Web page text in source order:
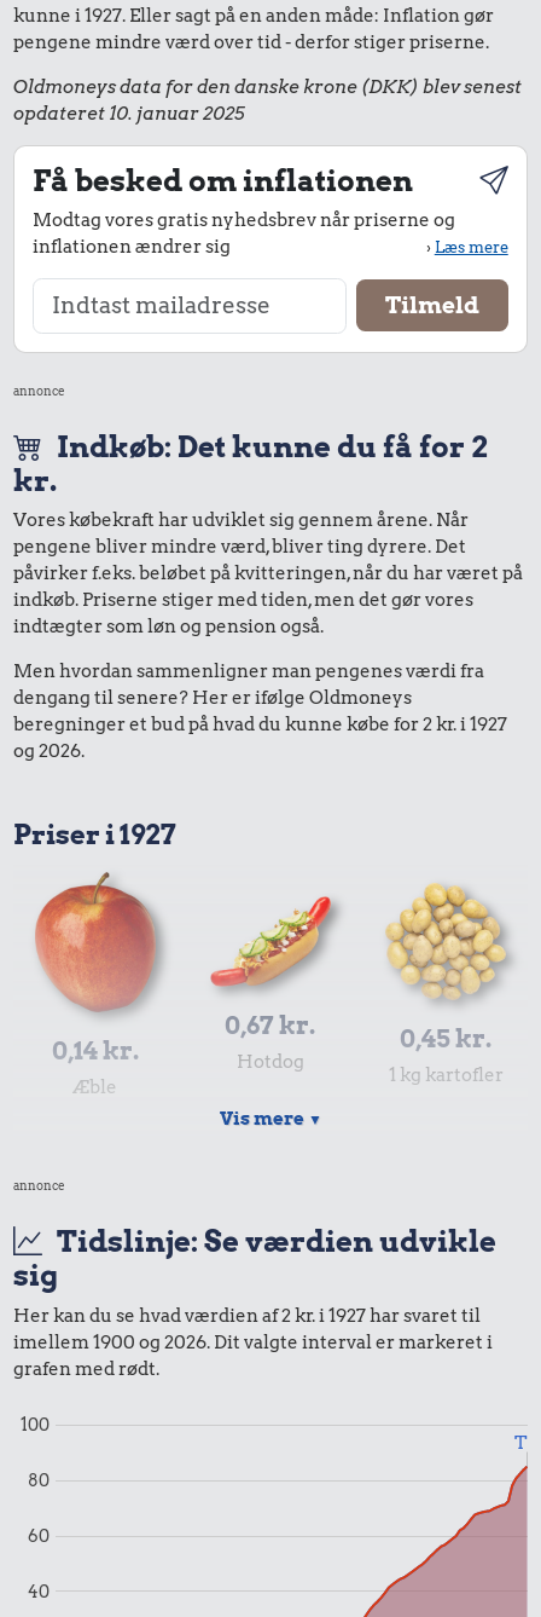
kunne i 1927. Eller sagt på en anden måde: Inflation gør
pengene mindre værd over tid - derfor stiger priserne.
Oldmoneys data for den danske krone (DKK) blev senest
opdateret 10. januar 2025
Få besked om inflationen
Modtag vores gratis nyhedsbrev når priserne og
inflationen ændrer sig
›Læs mere
annonce
Indkøb: Det kunne du få for 2
kr.
Vores købekraft har udviklet sig gennem årene. Når
pengene bliver mindre værd, bliver ting dyrere. Det
påvirker f.eks. beløbet på kvitteringen, når du har været på
indkøb. Priserne stiger med tiden, men det gør vores
indtægter som løn og pension også.
Men hvordan sammenligner man pengenes værdi fra
dengang til senere? Her er ifølge Oldmoneys
beregninger et bud på hvad du kunne købe for 2 kr. i 1927
og 2026.
Priser i 1927
0,14 kr.
Æble
0,67 kr.
Hotdog
0,45 kr.
1 kg kartofler
0,60 kr.
Rugbrød
Tyggegummi
1,88 kr.
Priser i 2026
Vis mere ▼
annonce
Tidslinje: Se værdien udvikle
sig
Her kan du se hvad værdien af 2 kr. i 1927 har svaret til
imellem 1900 og 2026. Dit valgte interval er markeret i
grafen med rødt.
40
60
80
100
Til